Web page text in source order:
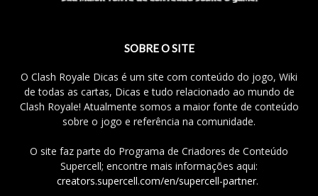
SOBRE O SITE
O Clash Royale Dicas é um site com conteúdo do jogo, Wiki
de todas as cartas, Dicas e tudo relacionado ao mundo de
Clash Royale! Atualmente somos a maior fonte de conteúdo
sobre o jogo e referência na comunidade.
O site faz parte do Programa de Criadores de Conteúdo
Supercell; encontre mais informações aqui:
creators.supercell.com/en/supercell-partner.